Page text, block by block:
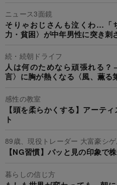
ニュース3面鏡
そりゃおじさんも泣くわ…「
力・貧困〉が中年男性に突き刺
続・続朝ドライフ
人は何のためなら頑張れる
言〉に胸が熱くなる〈風、薫る
感性の教室
【頭を柔らかくする】アーテ
ト
89歳、現役トレーダー 大富豪シゲ
【NG習慣】パッと見の印象で
暮らしの信じ方